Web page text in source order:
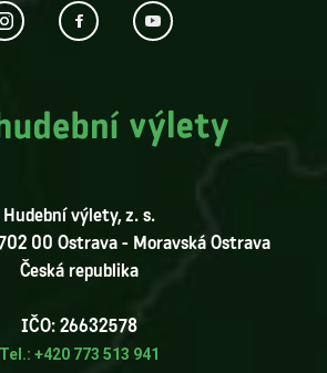
Hudební výlety, z. s.
00 Ostrava - Moravská Ostrava
Česká republika
IČO: 26632578
Tel.: +420 773 513 941